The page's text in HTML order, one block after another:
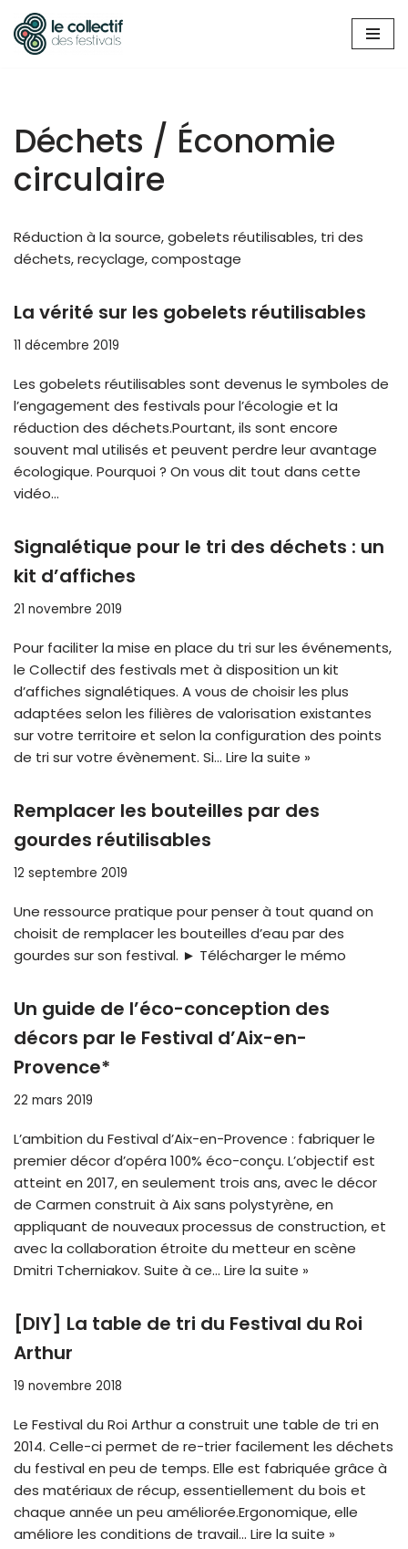
Aller
Déchets / Économie
circulaire
Réduction à la source, gobelets réutilisables, tri des
déchets, recyclage, compostage
La vérité sur les gobelets réutilisables
11 décembre 2019
Les gobelets réutilisables sont devenus le symboles de
l’engagement des festivals pour l’écologie et la
réduction des déchets.Pourtant, ils sont encore
souvent mal utilisés et peuvent perdre leur avantage
écologique. Pourquoi ? On vous dit tout dans cette
vidéo…
Signalétique pour le tri des déchets : un
kit d’affiches
21 novembre 2019
Pour faciliter la mise en place du tri sur les événements,
le Collectif des festivals met à disposition un kit
d’affiches signalétiques. A vous de choisir les plus
adaptées selon les filières de valorisation existantes
sur votre territoire et selon la configuration des points
de tri sur votre évènement. Si… Lire la suite »
Remplacer les bouteilles par des
gourdes réutilisables
12 septembre 2019
Une ressource pratique pour penser à tout quand on
choisit de remplacer les bouteilles d’eau par des
gourdes sur son festival. ► Télécharger le mémo
Un guide de l’éco-conception des
décors par le Festival d’Aix-en-
Provence*
22 mars 2019
L’ambition du Festival d’Aix-en-Provence : fabriquer le
premier décor d’opéra 100% éco-conçu. L’objectif est
atteint en 2017, en seulement trois ans, avec le décor
de Carmen construit à Aix sans polystyrène, en
appliquant de nouveaux processus de construction, et
avec la collaboration étroite du metteur en scène
Dmitri Tcherniakov. Suite à ce… Lire la suite »
[DIY] La table de tri du Festival du Roi
Arthur
19 novembre 2018
Le Festival du Roi Arthur a construit une table de tri en
2014. Celle-ci permet de re-trier facilement les déchets
du festival en peu de temps. Elle est fabriquée grâce à
des matériaux de récup, essentiellement du bois et
chaque année un peu améliorée.Ergonomique, elle
améliore les conditions de travail… Lire la suite »